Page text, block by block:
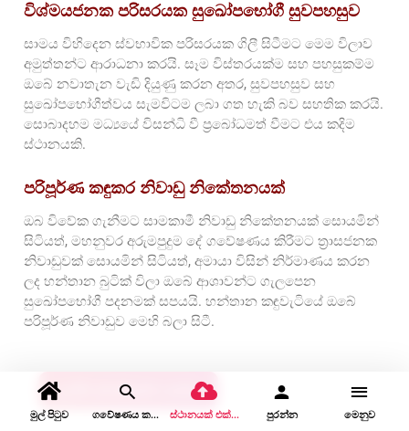
විශ්මයජනක පරිසරයක සුඛෝපභෝගී සුවපහසුව
සාමය විහිදෙන ස්වභාවික පරිසරයක ගිලී සිටීමට මෙම විලාව
අමුත්තන්ට ආරාධනා කරයි. සෑම විස්තරයක්ම සහ පහසුකම්ම
ඔබේ නවාතැන වැඩි දියුණු කරන අතර, සුවපහසුව සහ
සුඛෝපභෝගීත්වය සැමවිටම ලබා ගත හැකි බව සහතික කරයි.
සොබාදහම මධ්‍යයේ විසන්ධි වී ප්‍රබෝධමත් වීමට එය කදිම
ස්ථානයකි.
පරිපූර්ණ කඳුකර නිවාඩු නිකේතනයක්
ඔබ විවේක ගැනීමට සාමකාමී නිවාඩු නිකේතනයක් සොයමින්
සිටියත්, මහනුවර අරුමපුදුම දේ ගවේෂණය කිරීමට ත්‍රාසජනක
නිවාඩුවක් සොයමින් සිටියත්, අමායා විසින් නිර්මාණය කරන
ලද හන්තාන බුටික් විලා ඔබේ ආශාවන්ට ගැලපෙන
සුඛෝපභෝගී පදනමක් සපයයි. හන්තාන කඳුවැටියේ ඔබේ
පරිපූර්ණ නිවාඩුව මෙහි බලා සිටී.
දැන්ම වෙන්කරවා ගන්න
මුල් පිටුව ගවේෂණය කරන්න ස්ථානයක් එක් කරන්න පුරන්න මෙනුව